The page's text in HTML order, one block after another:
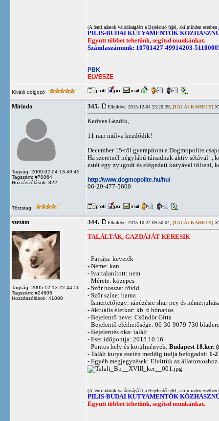
(A fenti adatok valódiságáért a Bejelentő felel, aki minden
PILIS-BUDAI KUTYAMENTŐK
Együtt többet tehetünk, segítsd munkánkat.
Számlaszámunk: 10701427-49914203-
PBK
ELVESZE
Kiváló dolgozó
Mirinda
Tagság: 2009-02-04 13:49:45
Tagszám: #70064
Hozzászólások: 822
345. Elküldve: 2015-12-04 23:20:29, [TALÁLKAHELY]
Kedves Gazdik,
11 nap múlva kezdődik!
December 15-től gyarapítom a Dogmopolite
Ha szeretnél négylábú társadnak aktív sétával- ,
estét egy nyugodt és elégedett kutyával tölteni,
http://www.dogmopolite.hu/hu/
06-20-477-5600
Törzstag
szezám
Tagság: 2005-12-13 22:44:56
Tagszám: #24605
Hozzászólások: 41080
344. Elküldve: 2015-10-22 09:50:04, [TALÁLKAHELY]
TALÁLTÁK, GAZDÁJÁT KERESIK
- Fajtája: keverék
- Neme: kan
- Ivartalanított: nem
- Mérete: közepes
- Szőr hossza: rövid
- Szőr színe: barna
- Ismertetőjegy: ránézésre shar-pey és
- Aktuális életkor: kb. 6 hónapos
- Bejelentő neve: Csöndör Gitta
- Bejelentő elérhetősége: 06-30-9079-730
- Bejelentés oka: talált
- Eset időpontja: 2015.10.16
- Pontos hely és körülmények: Budapest 18.ker.
- Talált kutya esetén meddig tudja befogadni: 1-
- Egyéb megjegyzések: Elvittük az
(A fenti adatok valódiságáért a Bejelentő felel, aki minden
PILIS-BUDAI KUTYAMENTŐK
Együtt többet tehetünk, segítsd munkánkat.